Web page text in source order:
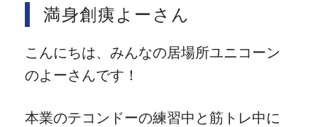
満身創痍よーさん
こんにちは、みんなの居場所ユニコーン
のよーさんです！
本業のテコンドーの練習中と筋トレ中に